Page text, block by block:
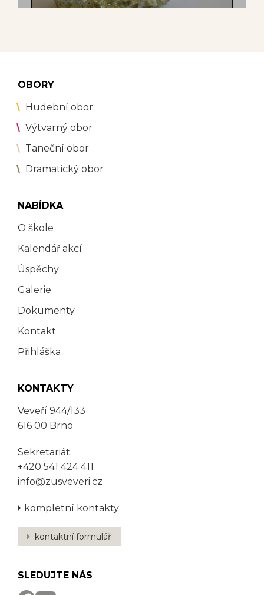
OBORY
Hudební obor
Výtvarný obor
Taneční obor
Dramatický obor
NABÍDKA
O škole
Kalendář akcí
Úspěchy
Galerie
Dokumenty
Kontakt
Přihláška
KONTAKTY
Veveří 944/133
616 00 Brno
Sekretariát:
+420 541 424 411
info@zusveveri.cz
kompletní kontakty
kontaktní formulář
SLEDUJTE NÁS